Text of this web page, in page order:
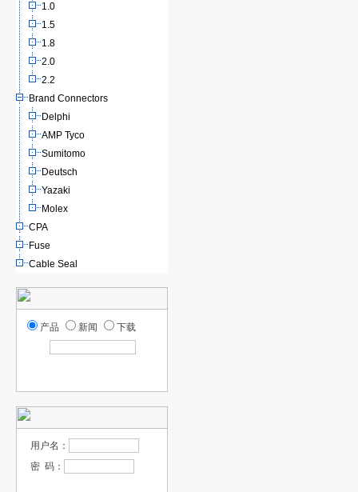
1.0
1.5
1.8
2.0
2.2
Brand Connectors
Delphi
AMP Tyco
Sumitomo
Deutsch
Yazaki
Molex
CPA
Fuse
Cable Seal
产品 新闻 下载
用户名：
密 码：